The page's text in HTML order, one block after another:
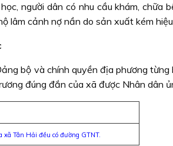
người dân có nhu cầu khám,
lâm cảnh nợ nần do sản xuất kém
bộ và chính quyền địa phương
đúng đắn của xã được Nhân dân
xã Tân Hải đều có đường GTNT.